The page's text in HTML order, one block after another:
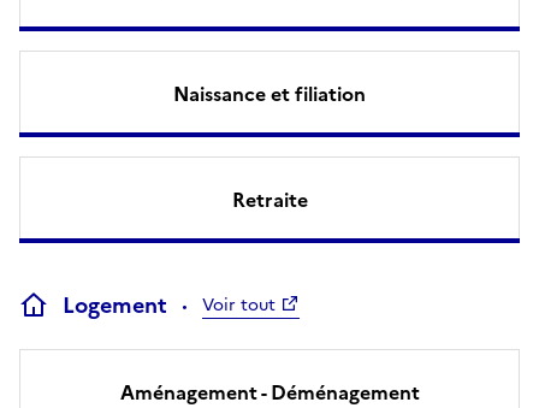
Naissance et filiation
Retraite
Logement Voir tout
Aménagement - Déménagement